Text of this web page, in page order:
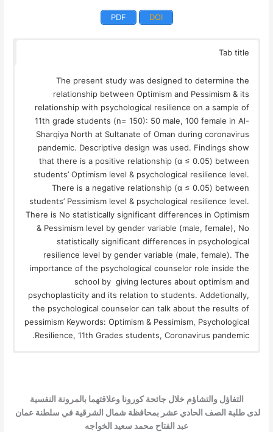
DOI
PDF
Tab title
The present study was designed to determine the
relationship between Optimism and Pessimism & its
relationship with psychological resilience on a sample of
11th grade students (n= 150): 50 male, 100 female in Al-
Sharqiya North at Sultanate of Oman during coronavirus
pandemic. Descriptive design was used. Findings show
that there is a positive relationship (α ≤ 0.05) between
students’ Optimism level & psychological resilience level.
There is a negative relationship (α ≤ 0.05) between
students’ Pessimism level & psychological resilience level.
There is No statistically significant differences in Optimism
& Pessimism level by gender variable (male, female), No
statistically significant differences in psychological
resilience level by gender variable (male, female). The
importance of the psychological counselor role inside the
school by giving lectures about optimism and
psychoplasticity and its relation to students. Addetionally,
the psychological counselor can talk about the results of
pessimism Keywords: Optimism & Pessimism, Psychological
Resilience, 11th Grades students, Coronavirus pandemic.
التفاؤل والتشاؤم خلال جائحة كورونا وعلاقتهما بالمرونة النفسية
لدى طلبة الصف الحادي عشر بمحافظة شمال الشرقية في سلطنة عمان
عبد الفتاح محمد سعيد الخواجه